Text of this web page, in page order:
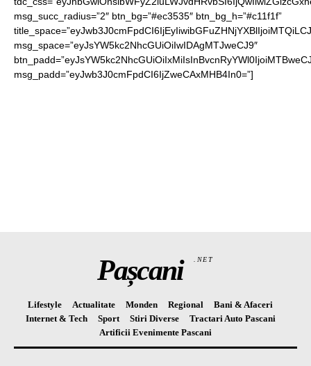
msg_succ_radius=”2″ btn_bg=”#ec3535″ btn_bg_h=”#c11f1f”
msg_space=”eyJsYW5kc2NhcGUiOiIwIDAgMTJweCJ9″
msg_padd=”eyJwb3J0cmFpdCI6IjZweCAxMHB4In0=”]
Pașcani .NET
Lifestyle Actualitate Monden Regional
Bani & Afaceri
Internet & Tech
Sport Stiri Diverse
Tractari Auto Pascani
Artificii Evenimente Pascani